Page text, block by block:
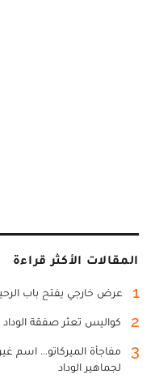
المقالات الأكثر قراءة
1 عرض خارجي يفتح باب
2 كواليس تعثر صفقة
3
مفاجأة الميركاتو... اسم
لجماهير الوداد